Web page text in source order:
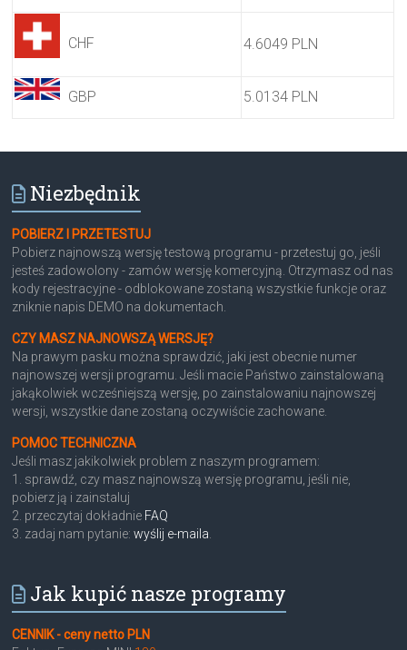
CHF 4.6049 PLN
GBP 5.0134 PLN
Niezbędnik
POBIERZ I PRZETESTUJ
Pobierz najnowszą wersję testową programu - przetestuj go, jeśli
jesteś zadowolony - zamów wersję komercyjną. Otrzymasz od nas
kody rejestracyjne - odblokowane zostaną wszystkie funkcje oraz
zniknie napis DEMO na dokumentach.
CZY MASZ NAJNOWSZĄ WERSJĘ?
Na prawym pasku można sprawdzić, jaki jest obecnie numer
najnowszej wersji programu. Jeśli macie Państwo zainstalowaną
jakąkolwiek wcześniejszą wersję, po zainstalowaniu najnowszej
wersji, wszystkie dane zostaną oczywiście zachowane.
POMOC TECHNICZNA
Jeśli masz jakikolwiek problem z naszym programem:
1. sprawdź, czy masz najnowszą wersję programu, jeśli nie,
pobierz ją i zainstaluj
2. przeczytaj dokładnie FAQ
3. zadaj nam pytanie:wyślij e-maila
Jak kupić nasze programy
CENNIK - ceny netto PLN